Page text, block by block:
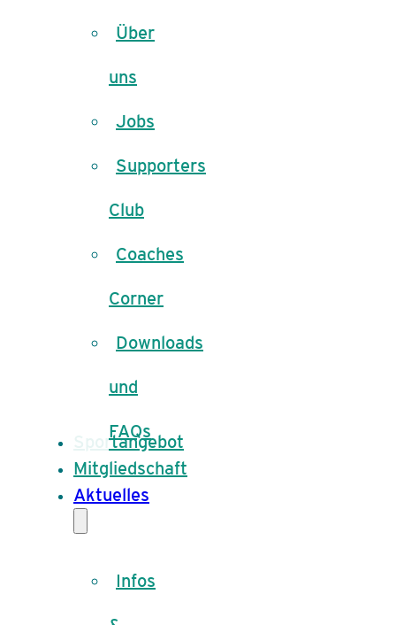
Über
uns
Jobs
Supporters
Club
Coaches
Corner
Downloads
und
FAQs
Sportangebot
Mitgliedschaft
Aktuelles
Infos